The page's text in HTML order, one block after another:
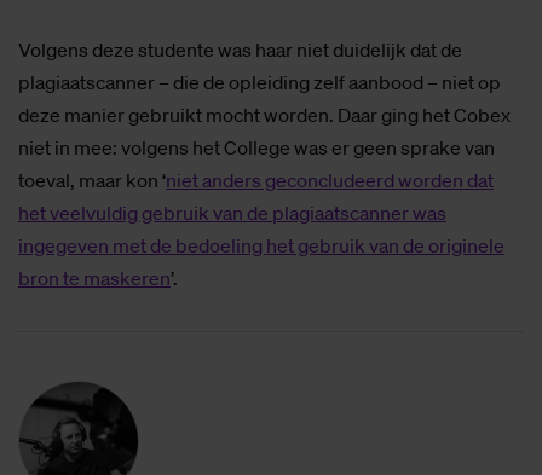
Volgens deze studente was haar niet duidelijk dat de
plagiaatscanner – die de opleiding zelf aanbood – niet op
deze manier gebruikt mocht worden. Daar ging het Cobex
niet in mee: volgens het College was er geen sprake van
toeval, maar kon ‘niet anders geconcludeerd worden dat
het veelvuldig gebruik van de plagiaatscanner was
ingegeven met de bedoeling het gebruik van de originele
bron te maskeren’.